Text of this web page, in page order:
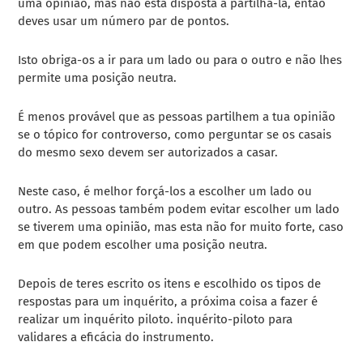
uma opinião, mas não está disposta a partilhá-la, então
deves usar um número par de pontos.
Isto obriga-os a ir para um lado ou para o outro e não lhes
permite uma posição neutra.
É menos provável que as pessoas partilhem a tua opinião
se o tópico for controverso, como perguntar se os casais
do mesmo sexo devem ser autorizados a casar.
Neste caso, é melhor forçá-los a escolher um lado ou
outro. As pessoas também podem evitar escolher um lado
se tiverem uma opinião, mas esta não for muito forte, caso
em que podem escolher uma posição neutra.
Depois de teres escrito os itens e escolhido os tipos de
respostas para um inquérito, a próxima coisa a fazer é
realizar um inquérito piloto. inquérito-piloto para
validares a eficácia do instrumento.